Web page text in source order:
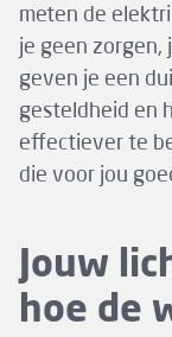
meten de
je geen zorgen,
geven je een
gesteldheid en
effectiever te
die voor jou
Jouw
hoe de